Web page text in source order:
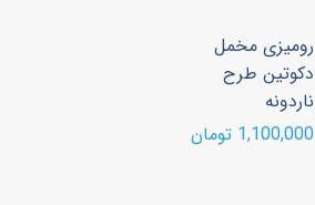
رومیزی مخمل
دکوتین طرح
ناردونه
1,100,000 تومان